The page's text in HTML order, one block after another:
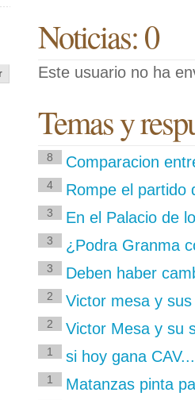
Noticias: 0
Este usuario no ha
Temas y
8 Comparacion
4 Rompe el partido
3 En el Palacio de
3 ¿Podra Granma
3 Deben haber
2 Victor mesa y
2 Victor Mesa y su
1 si hoy gana CAV...
1 Matanzas pinta